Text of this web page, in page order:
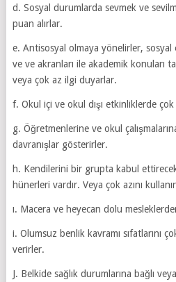
d. Sosyal durumlarda sevmek ve
puan alırlar.
e. Antisosyal olmaya yönelirler, sosyal
ve ve akranları ile akademik konuları
veya çok az ilgi duyarlar.
f. Okul içi ve okul dışı etkinliklerde
g. Öğretmenlerine ve okul
davranışlar gösterirler.
h. Kendilerini bir grupta kabul
hünerleri vardır. Veya çok azını
ı. Macera ve heyecan dolu
i. Olumsuz benlik kavramı sıfatlarını
verirler.
J. Belkide sağlık durumlarına bağlı